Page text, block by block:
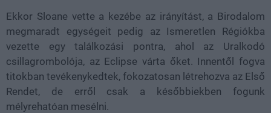
Ekkor Sloane vette a kezébe az irányítást, a Birodalom
megmaradt egységeit pedig az Ismeretlen Régiókba
vezette egy találkozási pontra, ahol az Uralkodó
csillagrombolója, az Eclipse várta őket. Innentől fogva
titokban tevékenykedtek, fokozatosan létrehozva az Első
Rendet, de erről csak a későbbiekben fogunk
mélyrehatóan mesélni.